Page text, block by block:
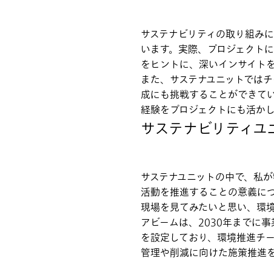
サステナビリティの取り組み
います。実際、プロジェクト
をヒントに、深いインサイト
また、サステナユニットでは
成にも挑戦することができて
経験をプロジェクトにも活か
サステナビリティ
サステナユニットの中で、私
活動を推進することの意義に
現場を見てみたいと思い、環
アビームは、2030年までに
を設定しており、環境推進チ
管理や削減に向けた施策推進